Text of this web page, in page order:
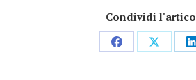
Condividi
Condividi